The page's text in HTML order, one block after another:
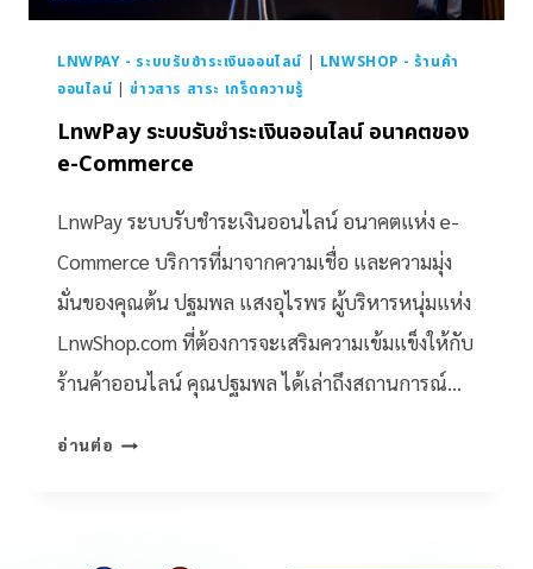
LNWPAY - ระบบรับชำระเงินออนไลน์ | LNWSHOP - ร้านค้า
ออนไลน์ |ข่าวสาร สาระ เกร็ดความรู้
LnwPay ระบบรับชำระเงินออนไลน์ อนาคตของ
e-Commerce
LnwPay ระบบรับชำระเงินออนไลน์ อนาคตแห่ง e-
Commerce บริการที่มาจากความเชื่อ และความมุ่ง
มั่นของคุณต้น ปฐมพล แสงอุไรพร ผู้บริหารหนุ่มแห่ง
LnwShop.com ที่ต้องการจะเสริมความเข้มแข็งให้กับ
ร้านค้าออนไลน์ คุณปฐมพล ได้เล่าถึงสถานการณ์…
อ่านต่อ